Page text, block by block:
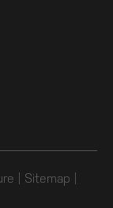
| Sitemap